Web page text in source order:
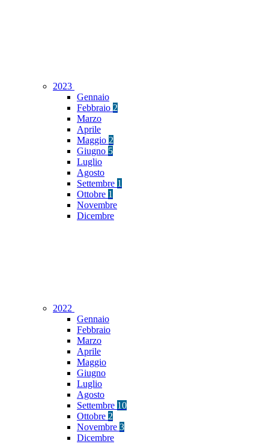
2023
Gennaio
Febbraio 2
Marzo
Aprile
Maggio 2
Giugno 5
Luglio
Agosto
Settembre 1
Ottobre 1
Novembre
Dicembre
2022
Gennaio
Febbraio
Marzo
Aprile
Maggio
Giugno
Luglio
Agosto
Settembre 10
Ottobre 2
Novembre 3
Dicembre